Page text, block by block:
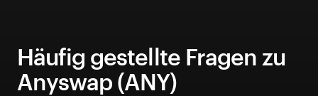
Häufig gestellte Fragen zu
Anyswap (ANY)